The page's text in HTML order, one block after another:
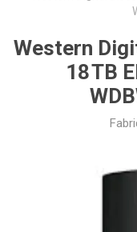
Western
18 TB